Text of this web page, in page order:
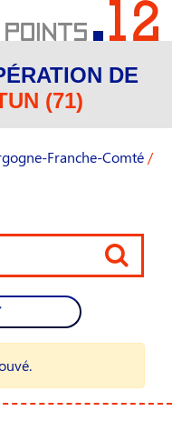
DE
(71)
Franche-Comté /